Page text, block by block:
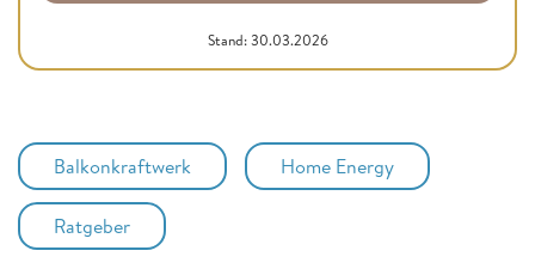
Stand: 30.03.2026
Balkonkraftwerk Home Energy
Ratgeber